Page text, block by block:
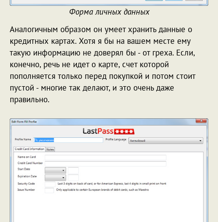
Форма личных данных
Аналогичным образом он умеет хранить данные о
кредитных картах. Хотя я бы на вашем месте ему
такую информацию не доверял бы - от греха. Если,
конечно, речь не идет о карте, счет которой
пополняется только перед покупкой и потом стоит
пустой - многие так делают, и это очень даже
правильно.